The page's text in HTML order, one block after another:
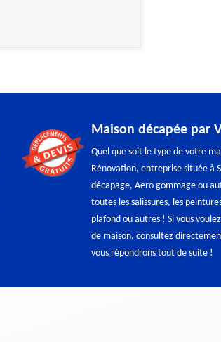
Maison décapée par
Quel que soit le type de votre
Rénovation, entreprise située à
décapage, Aero gommage ou
toutes les salissures, les
plafond ou autres ! Si vous
de maison, consultez
vous répondrons tout de suite !